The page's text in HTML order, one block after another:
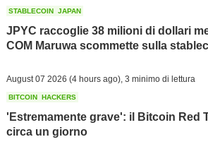
STABLECOIN JAPAN
JPYC raccoglie 38 milioni di dollari
COM Maruwa scommette sulla
August 07 2026 (4 hours ago) 3 minimo di lettura
BITCOIN HACKERS
'Estremamente grave': il Bitcoin Red
circa un giorno